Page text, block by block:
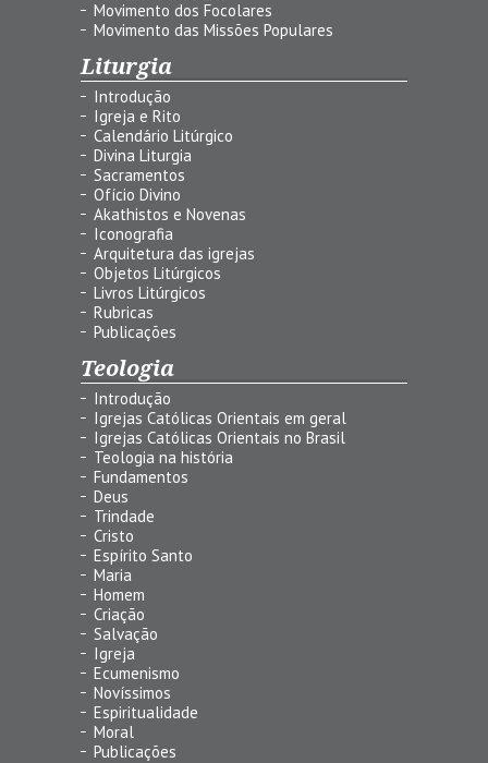
Movimento dos Focolares
Movimento das Missões Populares
Liturgia
Introdução
Igreja e Rito
Calendário Litúrgico
Divina Liturgia
Sacramentos
Ofício Divino
Akathistos e Novenas
Iconografia
Arquitetura das igrejas
Objetos Litúrgicos
Livros Litúrgicos
Rubricas
Publicações
Teologia
Introdução
Igrejas Católicas Orientais em geral
Igrejas Católicas Orientais no Brasil
Teologia na história
Fundamentos
Deus
Trindade
Cristo
Espírito Santo
Maria
Homem
Criação
Salvação
Igreja
Ecumenismo
Novíssimos
Espiritualidade
Moral
Publicações